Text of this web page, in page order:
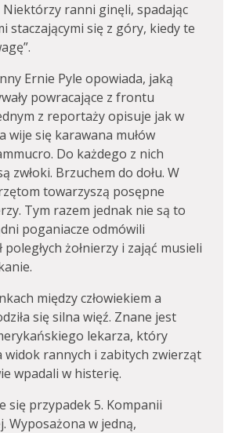
Niektórzy ranni ginęli, spadając
staczającymi się z góry, kiedy te
Ernie Pyle opowiada, jaką
powracające z frontu
z reportaży opisuje jak w
wije się karawana mułów
Do każdego z nich
zwłoki. Brzuchem do dołu. W
towarzyszą posępne
Tym razem jednak nie są to
poganiacze odmówili
żołnierzy i zająć musieli
między człowiekiem a
się silna więź. Znane jest
lekarza, który
widok rannych i zabitych zwierząt
wpadali w histerię.
się przypadek 5. Kompanii
Wyposażona w jedną,